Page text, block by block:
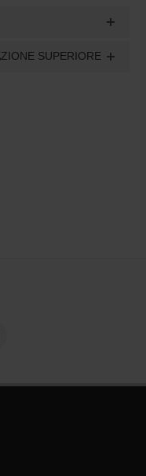
SUPERIORE